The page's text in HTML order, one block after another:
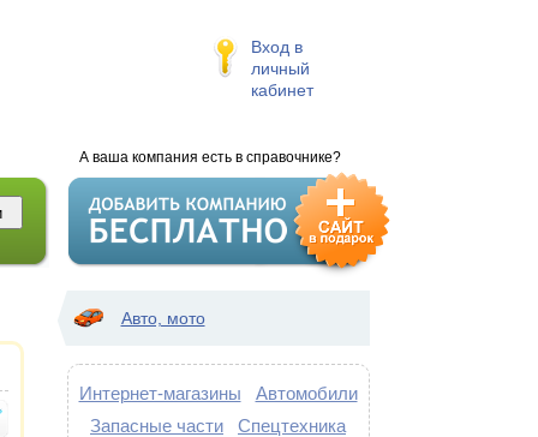
Вход в
личный
кабинет
А ваша компания есть в справочнике?
Авто, мото
Интернет-магазины
Автомобили
Запасные части
Спецтехника